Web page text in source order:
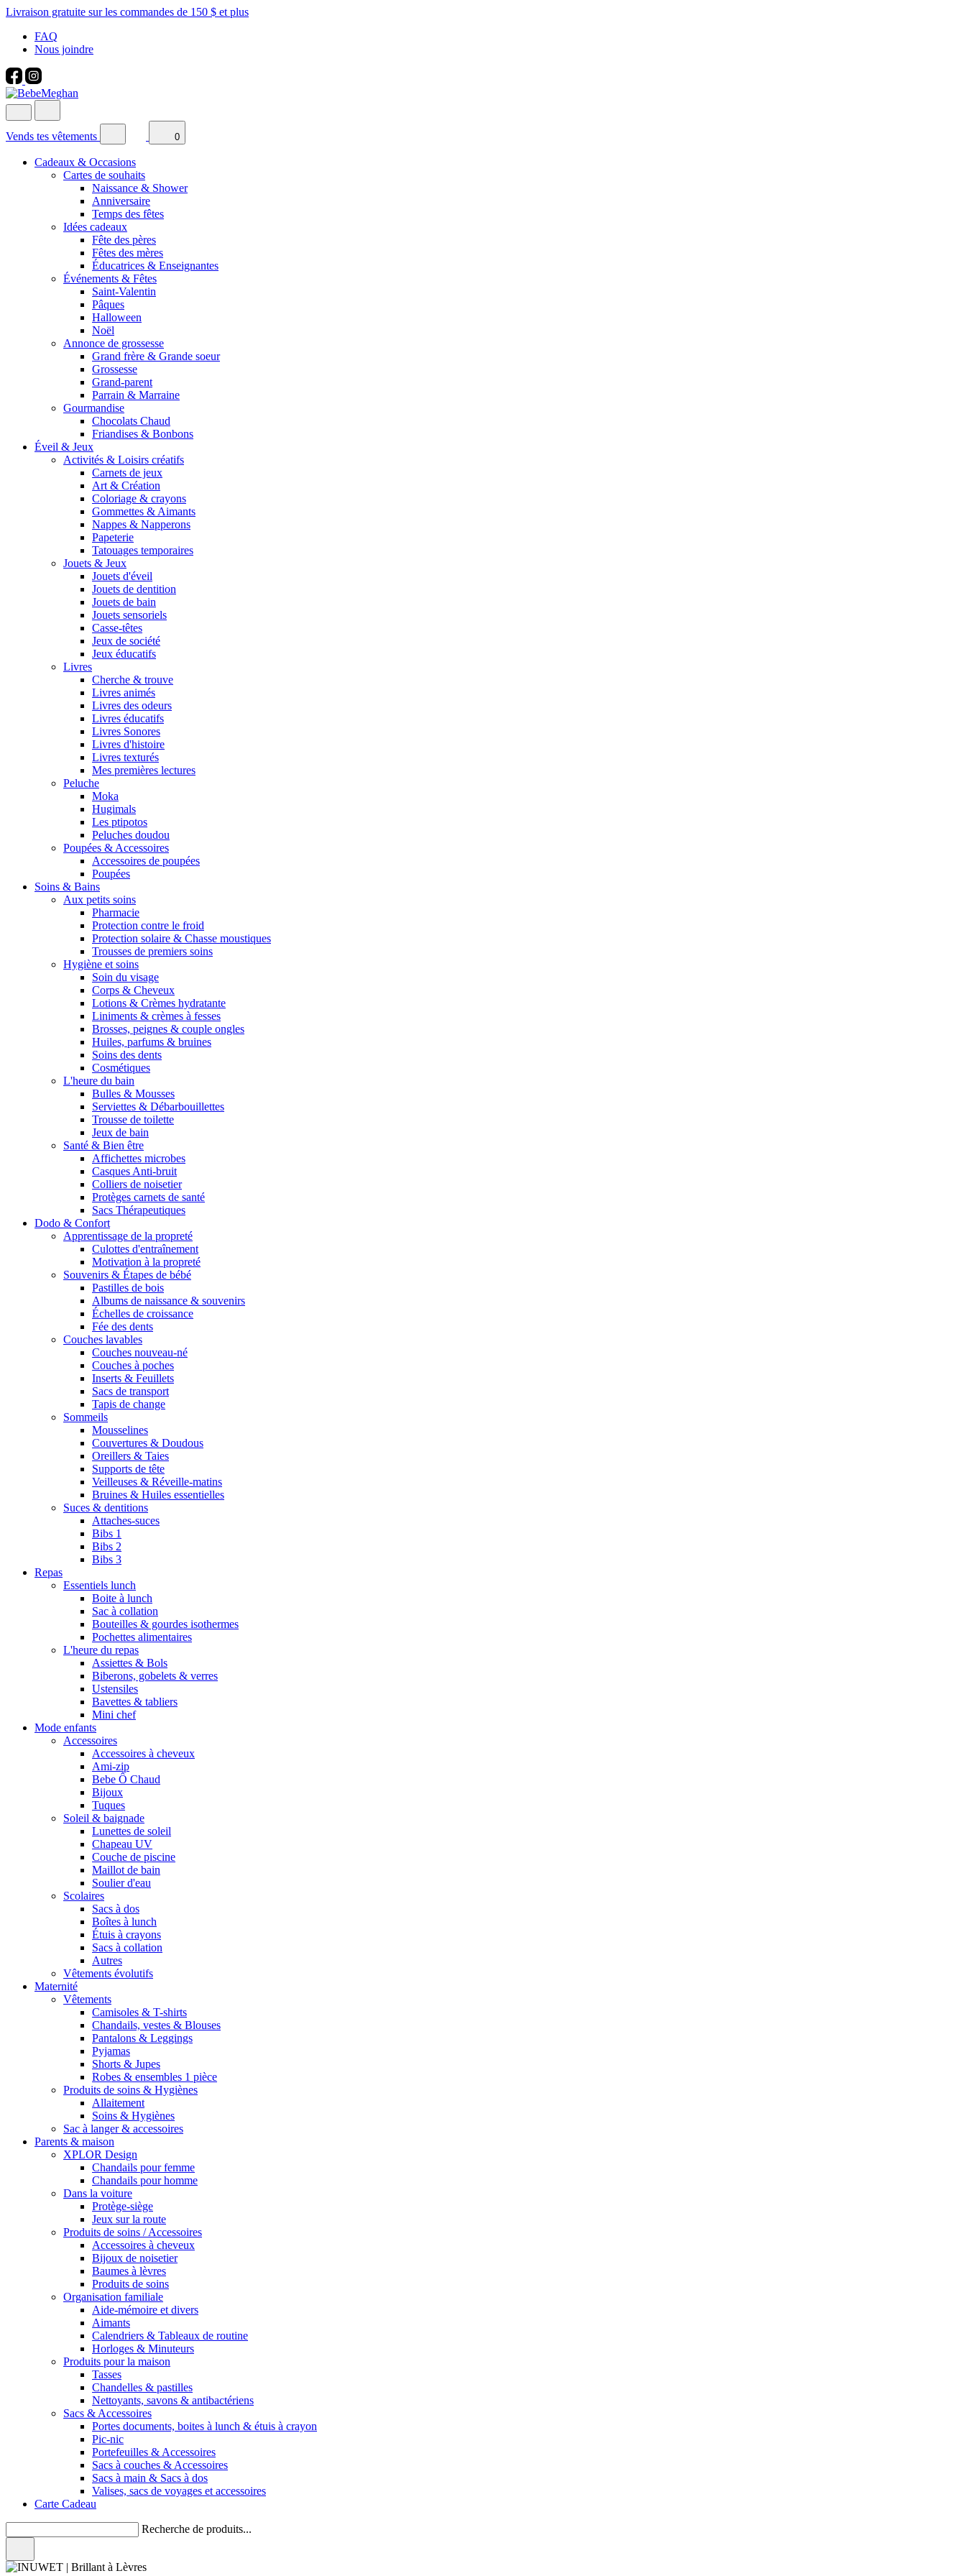
Livraison gratuite sur les commandes de 150 $ et plus
FAQ
Nous joindre
Vends tes vêtements 0
Cadeaux & Occasions
Cartes de souhaits
Naissance & Shower
Anniversaire
Temps des fêtes
Idées cadeaux
Fête des pères
Fêtes des mères
Éducatrices & Enseignantes
Événements & Fêtes
Saint-Valentin
Pâques
Halloween
Noël
Annonce de grossesse
Grand frère & Grande soeur
Grossesse
Grand-parent
Parrain & Marraine
Gourmandise
Chocolats Chaud
Friandises & Bonbons
Éveil & Jeux
Activités & Loisirs créatifs
Carnets de jeux
Art & Création
Coloriage & crayons
Gommettes & Aimants
Nappes & Napperons
Papeterie
Tatouages temporaires
Jouets & Jeux
Jouets d'éveil
Jouets de dentition
Jouets de bain
Jouets sensoriels
Casse-têtes
Jeux de société
Jeux éducatifs
Livres
Cherche & trouve
Livres animés
Livres des odeurs
Livres éducatifs
Livres Sonores
Livres d'histoire
Livres texturés
Mes premières lectures
Peluche
Moka
Hugimals
Les ptipotos
Peluches doudou
Poupées & Accessoires
Accessoires de poupées
Poupées
Soins & Bains
Aux petits soins
Pharmacie
Protection contre le froid
Protection solaire & Chasse moustiques
Trousses de premiers soins
Hygiène et soins
Soin du visage
Corps & Cheveux
Lotions & Crèmes hydratante
Liniments & crèmes à fesses
Brosses, peignes & couple ongles
Huiles, parfums & bruines
Soins des dents
Cosmétiques
L'heure du bain
Bulles & Mousses
Serviettes & Débarbouillettes
Trousse de toilette
Jeux de bain
Santé & Bien être
Affichettes microbes
Casques Anti-bruit
Colliers de noisetier
Protèges carnets de santé
Sacs Thérapeutiques
Dodo & Confort
Apprentissage de la propreté
Culottes d'entraînement
Motivation à la propreté
Souvenirs & Étapes de bébé
Pastilles de bois
Albums de naissance & souvenirs
Échelles de croissance
Fée des dents
Couches lavables
Couches nouveau-né
Couches à poches
Inserts & Feuillets
Sacs de transport
Tapis de change
Sommeils
Mousselines
Couvertures & Doudous
Oreillers & Taies
Supports de tête
Veilleuses & Réveille-matins
Bruines & Huiles essentielles
Suces & dentitions
Attaches-suces
Bibs 1
Bibs 2
Bibs 3
Repas
Essentiels lunch
Boite à lunch
Sac à collation
Bouteilles & gourdes isothermes
Pochettes alimentaires
L'heure du repas
Assiettes & Bols
Biberons, gobelets & verres
Ustensiles
Bavettes & tabliers
Mini chef
Mode enfants
Accessoires
Accessoires à cheveux
Ami-zip
Bebe Ô Chaud
Bijoux
Tuques
Soleil & baignade
Lunettes de soleil
Chapeau UV
Couche de piscine
Maillot de bain
Soulier d'eau
Scolaires
Sacs à dos
Boîtes à lunch
Étuis à crayons
Sacs à collation
Autres
Vêtements évolutifs
Maternité
Vêtements
Camisoles & T-shirts
Chandails, vestes & Blouses
Pantalons & Leggings
Pyjamas
Shorts & Jupes
Robes & ensembles 1 pièce
Produits de soins & Hygiènes
Allaitement
Soins & Hygiènes
Sac à langer & accessoires
Parents & maison
XPLOR Design
Chandails pour femme
Chandails pour homme
Dans la voiture
Protège-siège
Jeux sur la route
Produits de soins / Accessoires
Accessoires à cheveux
Bijoux de noisetier
Baumes à lèvres
Produits de soins
Organisation familiale
Aide-mémoire et divers
Aimants
Calendriers & Tableaux de routine
Horloges & Minuteurs
Produits pour la maison
Tasses
Chandelles & pastilles
Nettoyants, savons & antibactériens
Sacs & Accessoires
Portes documents, boites à lunch & étuis à crayon
Pic-nic
Portefeuilles & Accessoires
Sacs à couches & Accessoires
Sacs à main & Sacs à dos
Valises, sacs de voyages et accessoires
Carte Cadeau
Recherche de produits...